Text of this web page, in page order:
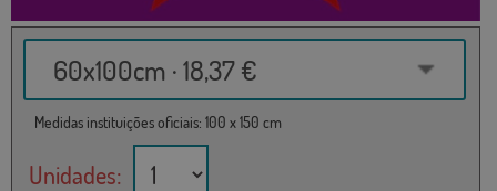
60x100cm · 18,37 €
Medidas instituições oficiais: 100 x 150 cm
Unidades: